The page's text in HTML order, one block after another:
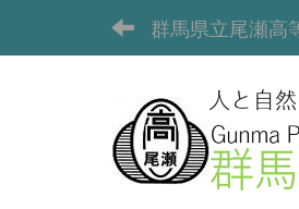
群馬県立尾瀬高